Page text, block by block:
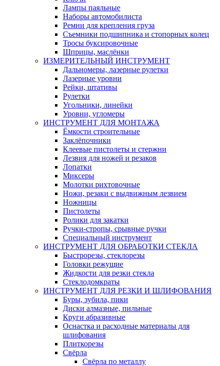
Лампы паяльные
Наборы автомобилиста
Ремни для крепления груза
Съемники подшипника и стопорных колец
Тросы буксировочные
Шприцы, маслёнки
ИЗМЕРИТЕЛЬНЫЙ ИНСТРУМЕНТ
Дальномеры, лазерные рулетки
Лазерные уровни
Рейки, штативы
Рулетки
Угольники, линейки
Уровни, угломеры
ИНСТРУМЕНТ ДЛЯ МОНТАЖА
Ёмкости строительные
Заклёпочники
Клеевые пистолеты и стержни
Лезвия для ножей и резаков
Лопатки
Миксеры
Молотки рихтовочные
Ножи, резаки с выдвижным лезвием
Ножницы
Пистолеты
Ролики для закатки
Ручки-стропы, срывные ручки
Специальный инструмент
ИНСТРУМЕНТ ДЛЯ ОБРАБОТКИ СТЕКЛА
Быстрорезы, стеклорезы
Головки режущие
Жидкости для резки стекла
Стеклодомкраты
ИНСТРУМЕНТ ДЛЯ РЕЗКИ И ШЛИФОВАНИЯ
Буры, зубила, пики
Диски алмазные, пильные
Круги абразивные
Оснастка и расходные материалы для
шлифования
Плиткорезы
Свёрла
Свёрла по металлу